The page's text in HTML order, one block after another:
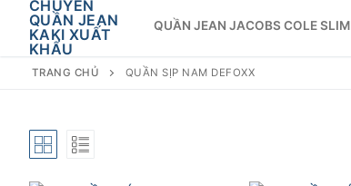
QUẦN JEAN JACOBS COLE SLIM
TRANG CHỦ QUẦN SỊP NAM DEFOXX